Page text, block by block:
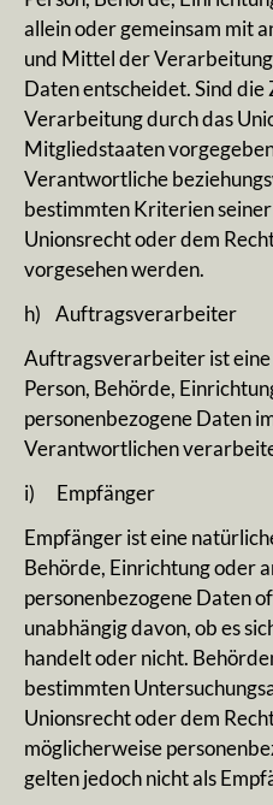
allein oder gemeinsam mit
und Mittel der
Daten entscheidet. Sind
Verarbeitung durch das
Mitgliedstaaten
Verantwortliche
bestimmten Kriterien
Unionsrecht oder dem
vorgesehen werden.
h) Auftragsverarbeiter
Auftragsverarbeiter ist
Person, Behörde,
personenbezogene Daten
Verantwortlichen
i) Empfänger
Empfänger ist eine
Behörde, Einrichtung oder
personenbezogene Daten
unabhängig davon, ob es
handelt oder nicht.
bestimmten
Unionsrecht oder dem
möglicherweise
gelten jedoch nicht als